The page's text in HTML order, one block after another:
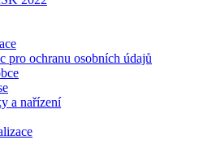
pro ochranu osobních údajů
a nařízení